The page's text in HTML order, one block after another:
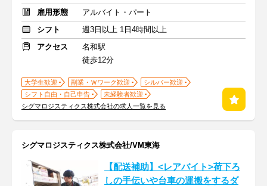
雇用形態
アルバイト・パート
シフト
週3日以上 1日4時間以上
アクセス
名和駅
徒歩12分
大学生歓迎 副業・Ｗワーク歓迎
シルバー歓迎
シフト自由・自己申告
未経験者歓迎
シグマロジスティクス株式会社の求人一覧を見る
シグマロジスティクス株式会社/VM東海
【配送補助】<レアバイト>荷下ろ
しの手伝いや台車の運搬をするダ